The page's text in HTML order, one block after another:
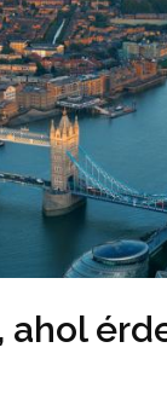
ahol